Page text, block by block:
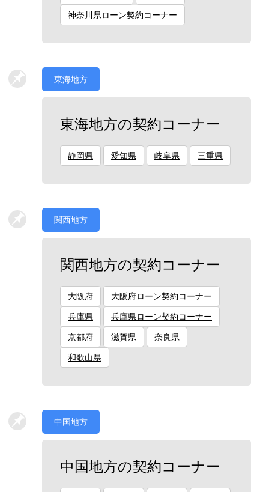
神奈川県ローン契約コーナー
東海地方
東海地方の契約コーナー
静岡県 愛知県 岐阜県 三重県
関西地方
関西地方の契約コーナー
大阪府 大阪府ローン契約コーナー
兵庫県 兵庫県ローン契約コーナー
京都府 滋賀県 奈良県
和歌山県
中国地方
中国地方の契約コーナー